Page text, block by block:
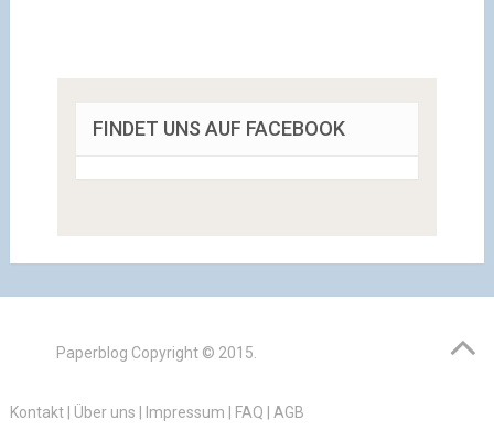
FINDET UNS AUF FACEBOOK
Paperblog Copyright © 2015.
Kontakt| Über uns Impressum FAQ AGB